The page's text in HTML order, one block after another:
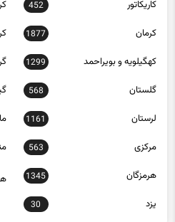
کرمان 1877
کهگیلویه و بویراحمد 1299
گلستان 568
لرستان 1161
مرکزی 563
هرمزگان 1345
یزد 30